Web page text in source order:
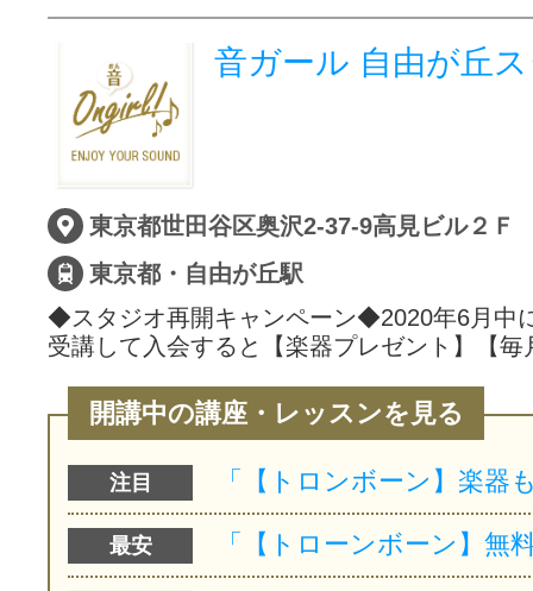
音ガール 自由が丘
東京都世田谷区奥沢2-37-9高見ビル２Ｆ
東京都・自由が丘駅
◆スタジオ再開キャンペーン◆2020年6月中
受講して入会すると【楽器プレゼント】【
開講中の講座・レッスンを見る
注目
最安